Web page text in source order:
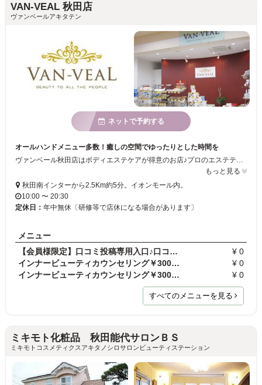
VAN-VEAL 秋田店
ヴァンベールアキタテン
ネットで予約する
オールハンドメニュー多数！癒しの空間でゆったりとした時間を
ヴァンベール秋田店はボディエステケアが得意のお店♪プロのエステティシャンがオールハンドで癒しと綺麗をお届けします。リンパケアや、デトックス法、全身リラクゼーションまでお客様のお体に合わせたメニューを取り揃えております。身体の中から痩せやすい体質になれるようにサポートさせていただきます。スタッフ一同心よりお待ちしております。
もっと見る
秋田南インターから2.5Km約5分。イオンモール内。
10:00 〜 20:30
定休日： 年中無休〔研修等で店休になる場合があります〕
メニュー
【会員様限定】口コミ投稿専用入口♪口コミ投稿でプレ…
¥ 0
インナービューティカウンセリング￥3000→￥０エステ…
¥ 0
インナービューティカウンセリング￥3000→￥０エステ…
¥ 0
すべてのメニューを見る
ミキモト化粧品 秋田能代サロンＢＳ
ミキモトコスメティクスアキタノシロサロンビューティステーション